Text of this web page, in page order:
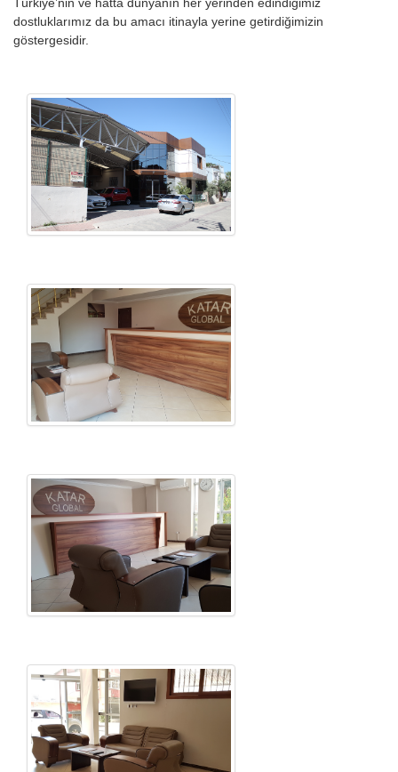
dostluklarımız da bu amacı itinayla yerine getirdiğimizin
göstergesidir.